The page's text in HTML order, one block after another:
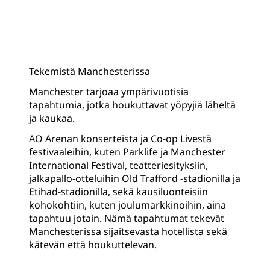
Tekemistä Manchesterissa
Manchester tarjoaa ympärivuotisia
tapahtumia, jotka houkuttavat yöpyjiä läheltä
ja kaukaa.
AO Arenan konserteista ja Co-op Livestä
festivaaleihin, kuten Parklife ja Manchester
International Festival, teatteriesityksiin,
jalkapallo-otteluihin Old Trafford -stadionilla ja
Etihad-stadionilla, sekä kausiluonteisiin
kohokohtiin, kuten joulumarkkinoihin, aina
tapahtuu jotain. Nämä tapahtumat tekevät
Manchesterissa sijaitsevasta hotellista sekä
kätevän että houkuttelevan.